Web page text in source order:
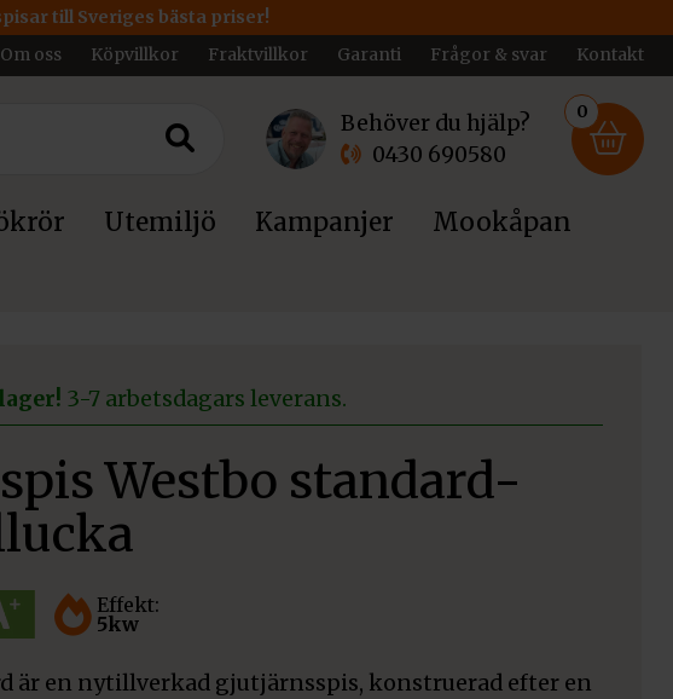
till Sveriges bästa priser!
Om oss Köpvillkor Fraktvillkor Garanti Frågor & svar Kontakt
Behöver du hjälp?
0430 690580
0
Utemiljö Kampanjer
Mookåpan
3-7 arbetsdagars leverans.
Westbo standard-
Effekt:
5kw
är en nytillverkad gjutjärnsspis, konstruerad efter en